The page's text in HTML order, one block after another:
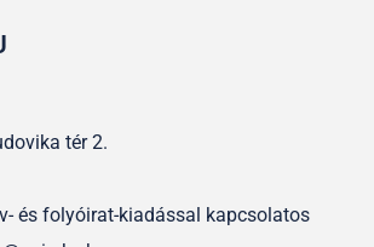
tér 2.
és folyóirat-kiadással kapcsolatos